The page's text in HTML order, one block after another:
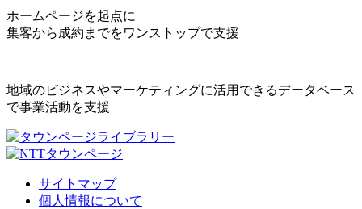
ホームページを起点に
集客から成約までをワンストップで支援
地域のビジネスやマーケティングに活用できるデータベース
で事業活動を支援
サイトマップ
個人情報について